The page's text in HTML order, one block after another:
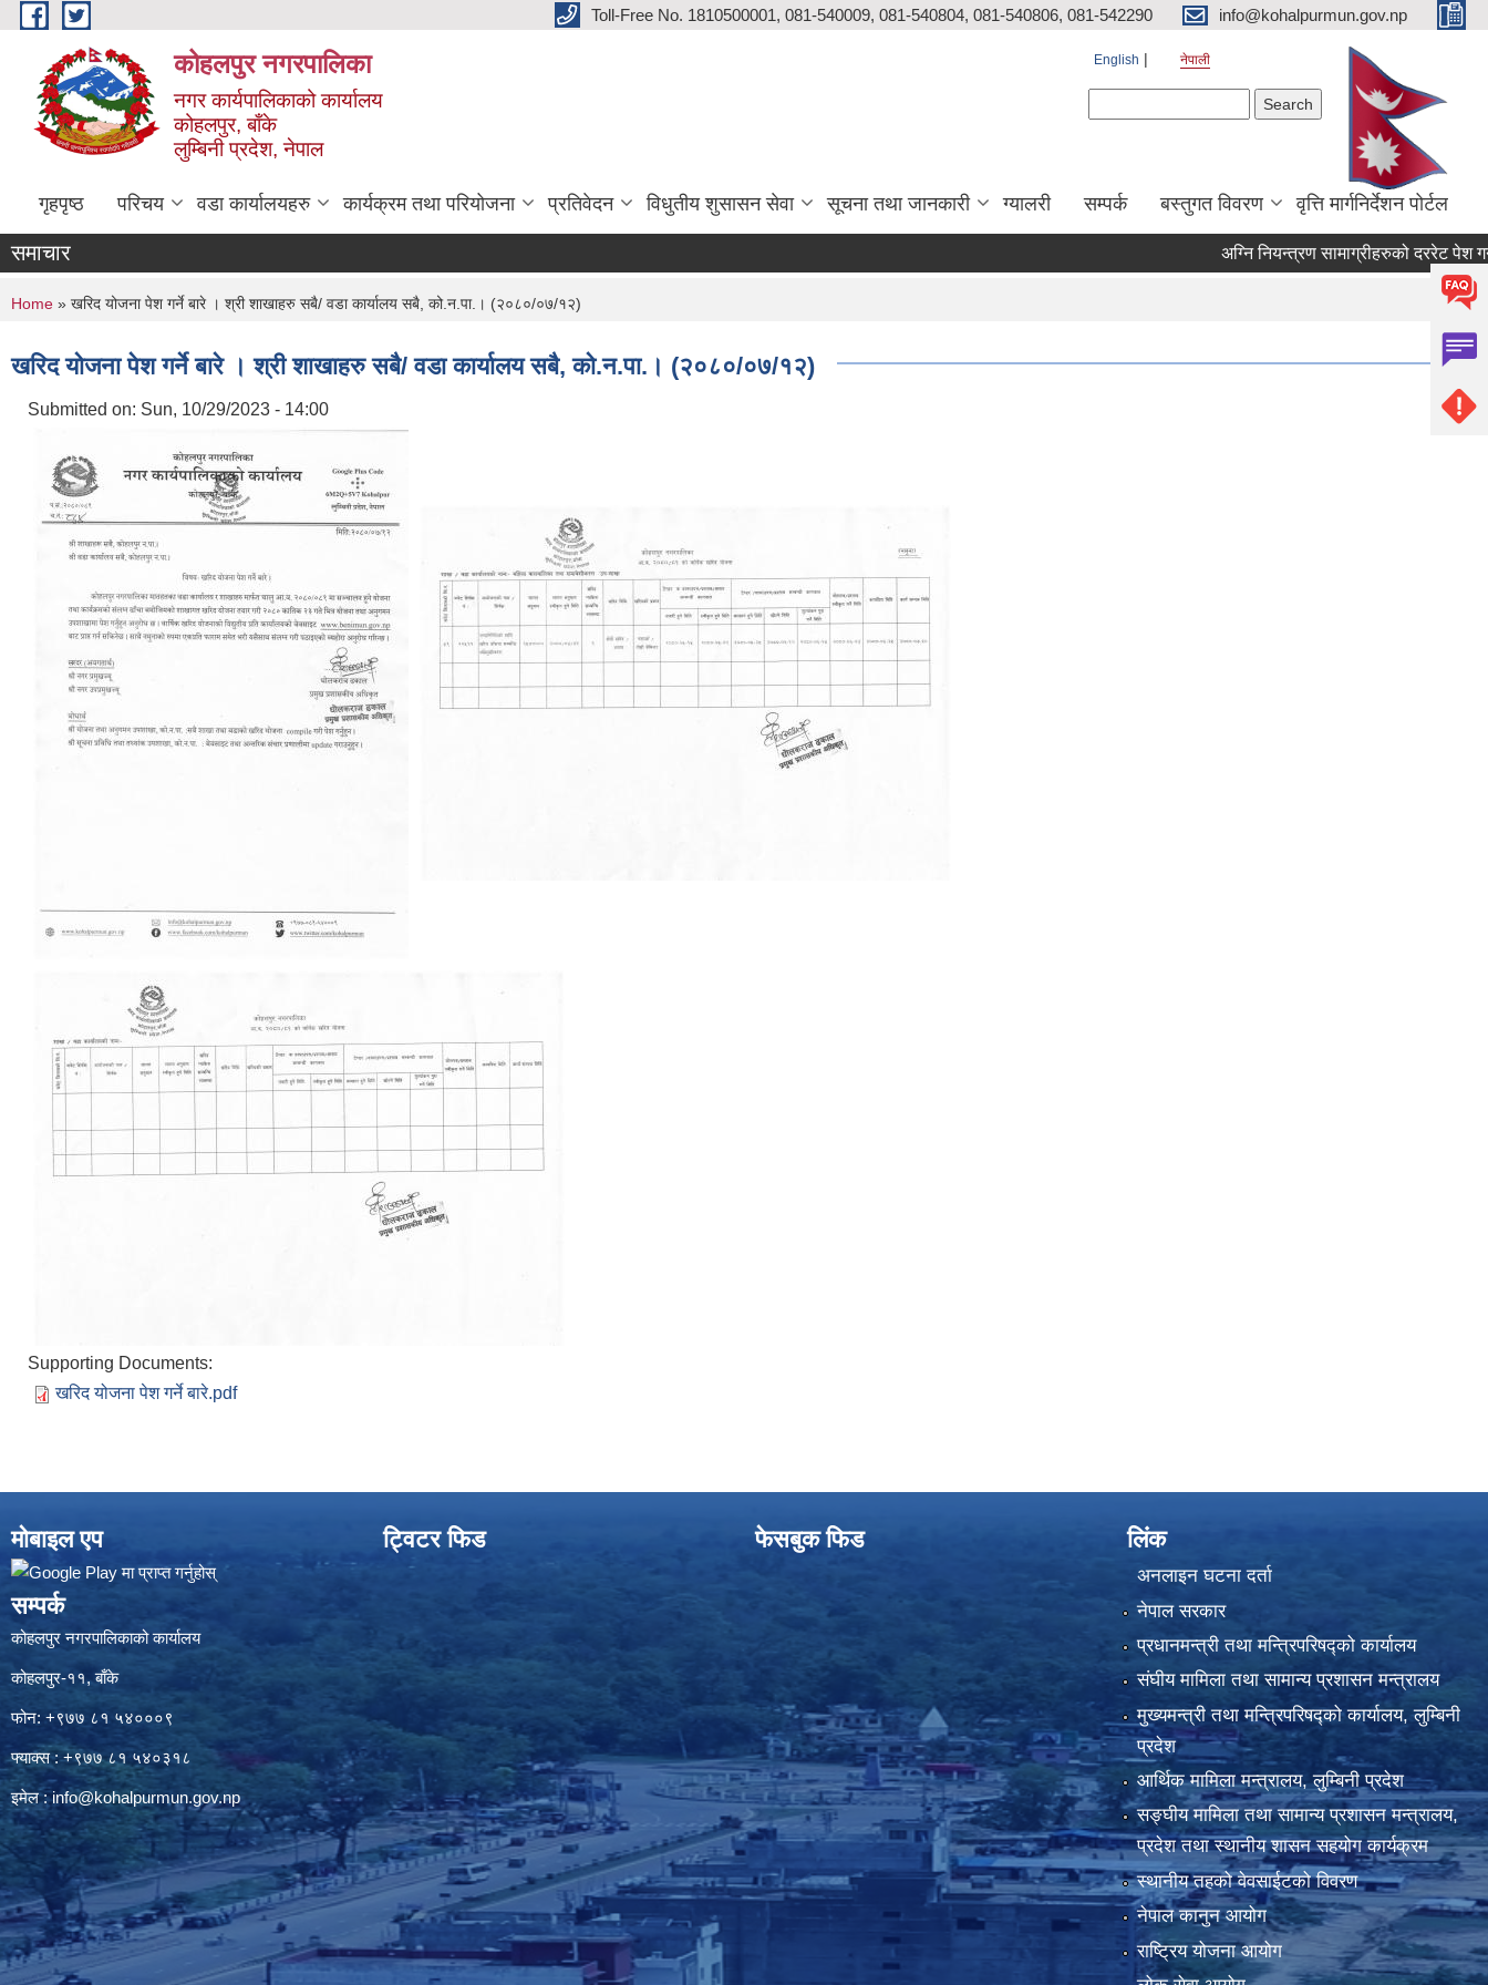
Skip to main content Toll-Free No. 1810500001, 081-540009, 081-540804, 081-540806, 081-542290 info@kohalpurmun.gov.np
कोहलपुर नगरपालिका
नगर कार्यपालिकाको कार्यालय
कोहलपुर, बाँके
लुम्बिनी प्रदेश, नेपाल
English नेपाली
गृहपृष्ठ परिचय वडा कार्यालयहरु कार्यक्रम तथा परियोजना प्रतिवेदन विधुतीय शुसासन सेवा सूचना तथा जानकारी ग्यालरी सम्पर्क बस्तुगत विवरण वृत्ति मार्गनिर्देशन पोर्टल
समाचार
You are here
Home » खरिद योजना पेश गर्ने बारे । श्री शाखाहरु सबै/ वडा कार्यालय सबै, को.न.पा.। (२०८०/०७/१२)
खरिद योजना पेश गर्ने बारे । श्री शाखाहरु सबै/ वडा कार्यालय सबै, को.न.पा.। (२०८०/०७/१२)
Submitted on: Sun, 10/29/2023 - 14:00
Supporting Documents:
खरिद योजना पेश गर्ने बारे.pdf
मोबाइल एप
सम्पर्क
कोहलपुर नगरपालिकाको कार्यालय
कोहलपुर-११, बाँके
फोन: +९७७ ८१ ५४०००९
फ्याक्स : +९७७ ८१ ५४०३१८
इमेल :info@kohalpurmun.gov.np
ट्विटर फिड फेसबुक फिड लिंक
अनलाइन घटना दर्ता
नेपाल सरकार
प्रधानमन्त्री तथा मन्त्रिपरिषद्को कार्यालय
संघीय मामिला तथा सामान्य प्रशासन मन्त्रालय
मुख्यमन्त्री तथा मन्त्रिपरिषद्को कार्यालय, लुम्बिनी
प्रदेश
आर्थिक मामिला मन्त्रालय, लुम्बिनी प्रदेश
सङ्घीय मामिला तथा सामान्य प्रशासन मन्त्रालय,
प्रदेश तथा स्थानीय शासन सहयोग कार्यक्रम
स्थानीय तहको वेवसाईटको विवरण
नेपाल कानुन आयोग
राष्ट्रिय योजना आयोग